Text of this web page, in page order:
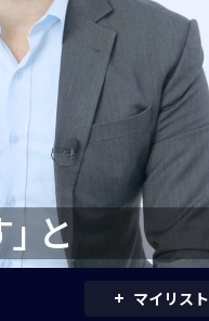
+ マイリスト